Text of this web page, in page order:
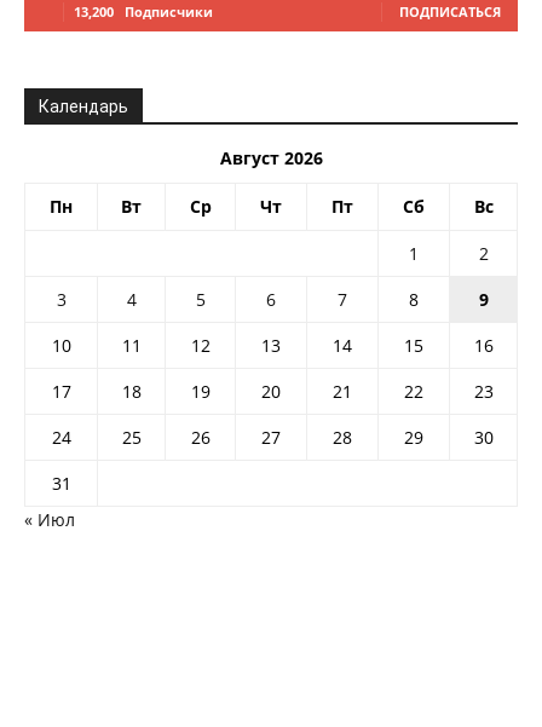
13,200 Подписчики ПОДПИСАТЬСЯ
Календарь
Август 2026
Пн Вт Ср Чт Пт Сб Вс
1
2
3
4 5 6 7 8
9
10
11 12 13 14 15
16
17
18 19 20 21 22
23
24
25 26 27 28 29
30
31
« Июл